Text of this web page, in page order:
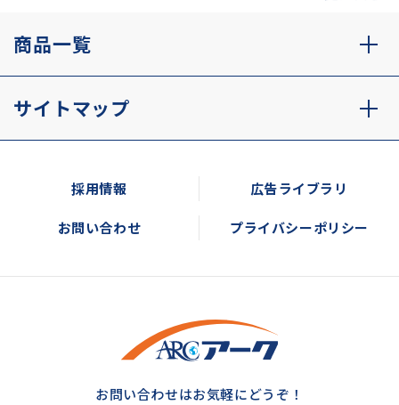
商品一覧
サイトマップ
採用情報 広告ライブラリ
お問い合わせ プライバシーポリシー
お問い合わせはお気軽にどうぞ！